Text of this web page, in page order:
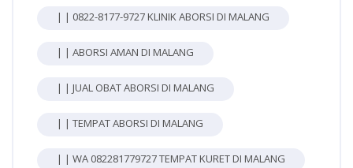
| | 0822-8177-9727 KLINIK ABORSI DI MALANG
| | ABORSI AMAN DI MALANG
| | JUAL OBAT ABORSI DI MALANG
| | TEMPAT ABORSI DI MALANG
| | WA 082281779727 TEMPAT KURET DI MALANG